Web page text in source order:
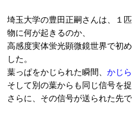
埼玉大学の豊田正嗣さんは、１
物に何が起きるのか、
高感度実体蛍光顕微鏡世界で初
した。
葉っぱをかじられた瞬間、 かじ
そして別の葉からも同じ信号を
さらに、その信号が送られた先で